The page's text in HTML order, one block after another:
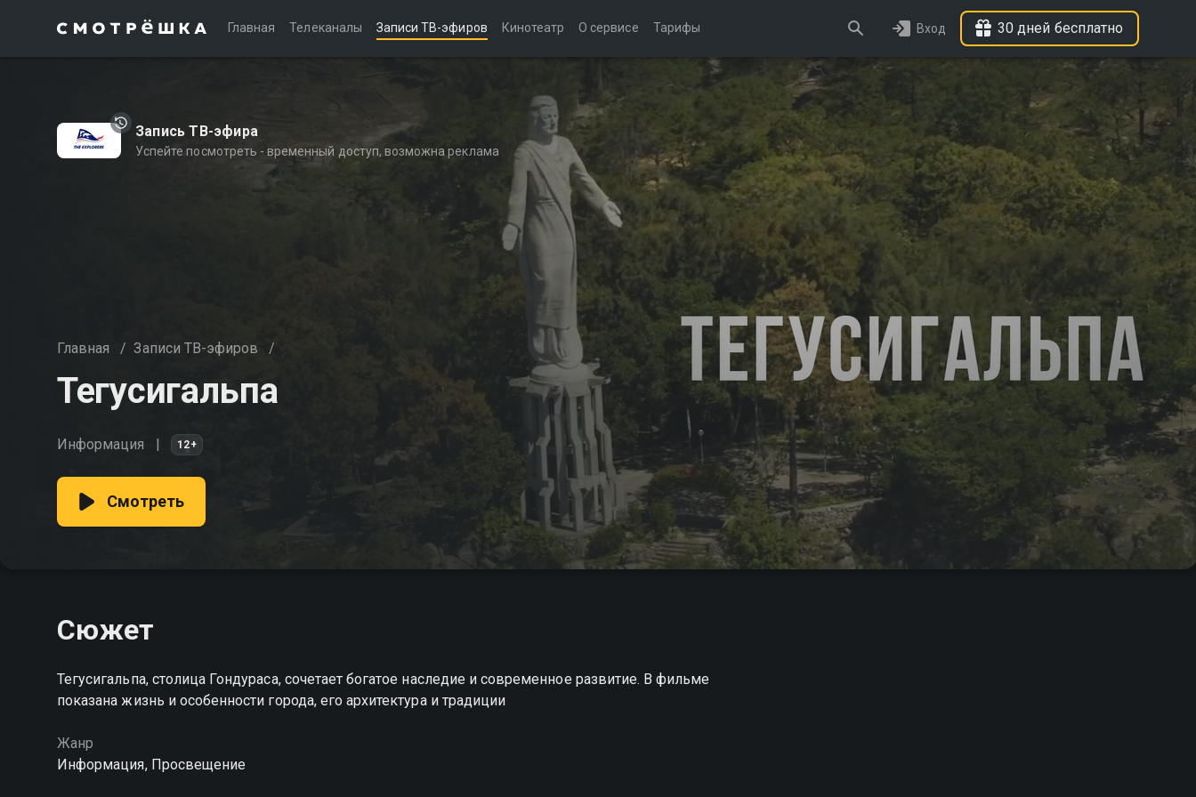
Главная Телеканалы Записи ТВ-эфиров Кинотеатр О сервисе Тарифы Вход 30 дней бесплатно
Запись ТВ-эфира
Успейте посмотреть - временный доступ, возможна реклама
Главная / Записи ТВ-эфиров /
Тегусигальпа
Информация 12+
Смотреть
Сюжет
Тегусигальпа, столица Гондураса, сочетает богатое наследие и современное развитие. В фильме
показана жизнь и особенности города, его архитектура и традиции
Жанр
Информация, Просвещение